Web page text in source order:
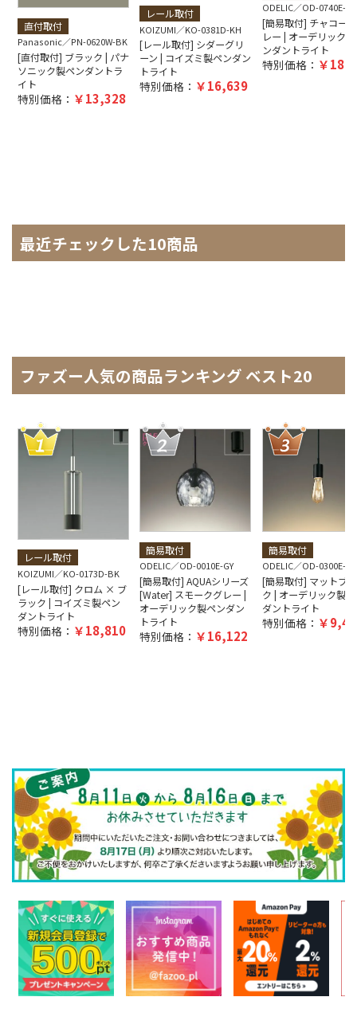
直付取付
Panasonic PN-0620W-BK
[直付取付] ブラック | パナ
ソニック製ペンダントラ
イト
特別価格： 13,328
レール取付
KOIZUMI KO-0381D-KH
[レール取付] シダーグリ
ーン | コイズミ製ペンダン
トライト
特別価格： 16,639
ODELIC OD-0740E-GY
[簡易取付] チャコー
レー | オーデリック
ンダントライト
特別価格：
最近チェックした10商品
ファズー人気の商品ランキング ベスト20
レール取付
KOIZUMI KO-0173D-BK
[レール取付] クロム × ブ
ラック | コイズミ製ペン
ダントライト
特別価格： 18,810
簡易取付
ODELIC OD-0010E-GY
[簡易取付] AQUAシリーズ
[Water] スモークグレー |
オーデリック製ペンダン
トライト
特別価格： 16,122
簡易取付
ODELIC OD-0300E-BK
[簡易取付] マットブ
ク | オーデリック製
ダントライト
特別価格：